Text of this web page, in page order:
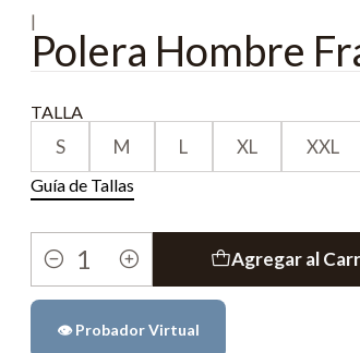
|
Polera Hombre
TALLA
S M L XL XXL
Guía de Tallas
Cantidad
Agregar al
👁️ Probador Virtual